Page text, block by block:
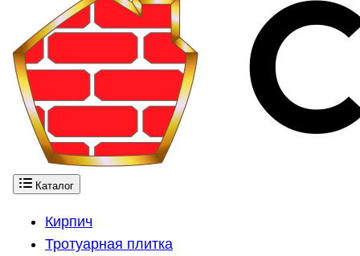
Каталог
Кирпич
Тротуарная плитка